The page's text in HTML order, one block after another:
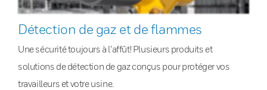
Détection de gaz et de flammes
Une sécurité toujours à l’affût! Plusieurs produits et
solutions de détection de gaz conçus pour protéger vos
travailleurs et votre usine.